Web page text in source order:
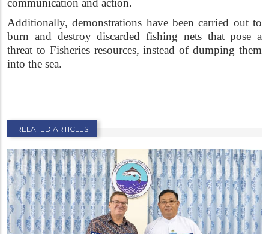
communication and action.
Additionally, demonstrations have been carried out to
burn and destroy discarded fishing nets that pose a
threat to Fisheries resources, instead of dumping them
into the sea.
RELATED ARTICLES